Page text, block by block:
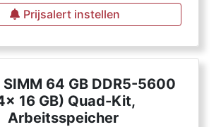
Prijsalert instellen
64 GB DDR5-5600
16 GB) Quad-Kit,
Arbeitsspeicher